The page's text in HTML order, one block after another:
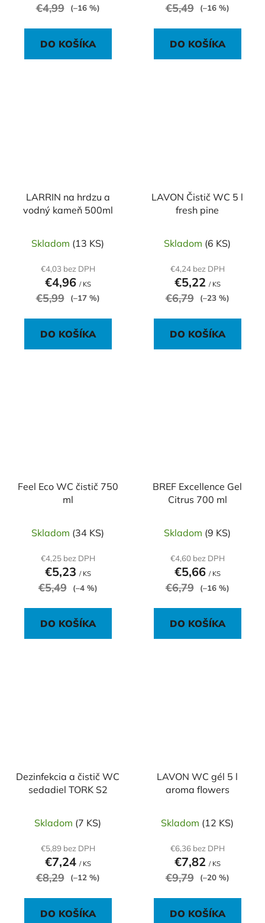
€4,99 (–16 %)
DO KOŠÍKA
€5,49 (–16 %)
DO KOŠÍKA
LARRIN na hrdzu a
vodný kameň 500ml
Skladom (13 KS)
€4,03 bez DPH
€4,96 / KS
€5,99 (–17 %)
DO KOŠÍKA
LAVON Čistič WC 5 l
fresh pine
Skladom (6 KS)
€4,24 bez DPH
€5,22 / KS
€6,79 (–23 %)
DO KOŠÍKA
Feel Eco WC čistič 750
ml
Skladom (34 KS)
€4,25 bez DPH
€5,23 / KS
€5,49 (–4 %)
DO KOŠÍKA
BREF Excellence Gel
Citrus 700 ml
Skladom (9 KS)
€4,60 bez DPH
€5,66 / KS
€6,79 (–16 %)
DO KOŠÍKA
Dezinfekcia a čistič WC
sedadiel TORK S2
Skladom (7 KS)
€5,89 bez DPH
€7,24 / KS
€8,29 (–12 %)
DO KOŠÍKA
LAVON WC gél 5 l
aroma flowers
Skladom (12 KS)
€6,36 bez DPH
€7,82 / KS
€9,79 (–20 %)
DO KOŠÍKA